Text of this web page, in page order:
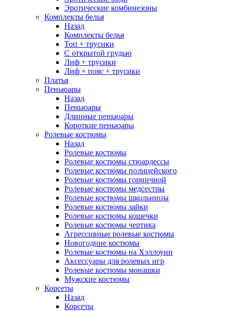
Эротические комбинезоны
Комплекты белья
Назад
Комплекты белья
Топ + трусики
С открытой грудью
Лиф + трусики
Лиф + пояс + трусики
Платья
Пеньюары
Назад
Пеньюары
Длинные пеньюары
Короткие пеньюары
Ролевые костюмы
Назад
Ролевые костюмы
Ролевые костюмы стюардессы
Ролевые костюмы полицейского
Ролевые костюмы горничной
Ролевые костюмы медсестры
Ролевые костюмы школьницы
Ролевые костюмы зайки
Ролевые костюмы кошечки
Ролевые костюмы чертика
Агрессивные ролевые костюмы
Новогодние костюмы
Ролевые костюмы на Хэллоуин
Аксессуары для ролевых игр
Ролевые костюмы монашки
Мужские костюмы
Корсеты
Назад
Корсеты